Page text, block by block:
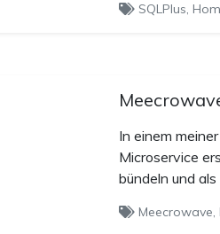
SQLPlus,
In einem meiner
Microservice
bündeln und
Meecrowave,